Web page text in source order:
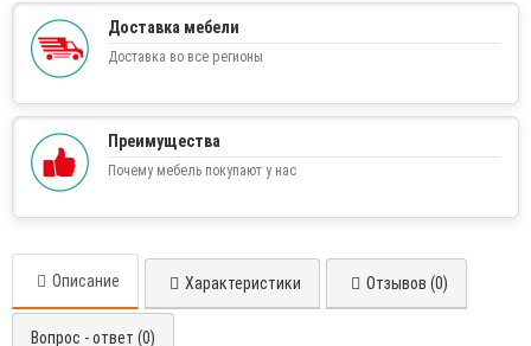
Доставка мебели
Доставка во все регионы
Преимущества
Почему мебель покупают у нас
Описание Характеристики Отзывов (0)
Вопрос - ответ (0)